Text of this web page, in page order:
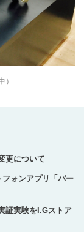
更について
フォンアプリ「バー
証実験をI.Gストア